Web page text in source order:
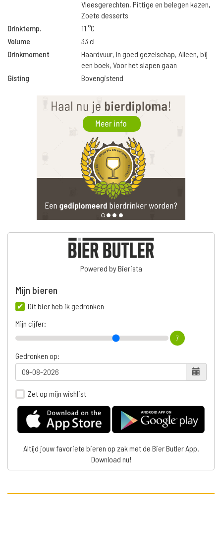
Vleesgerechten, Pittige en belegen kazen,
Zoete desserts
Drinktemp.
11 °C
Volume
33 cl
Drinkmoment
Haardvuur, In goed gezelschap, Alleen, bij
een boek, Voor het slapen gaan
Gisting
Bovengistend
Powered by Bierista
Mijn bieren
Dit bier heb ik gedronken
Mijn cijfer:
7
Gedronken op:
Zet op mijn wishlist
Altijd jouw favoriete bieren op zak met de Bier Butler App.
Download nu!